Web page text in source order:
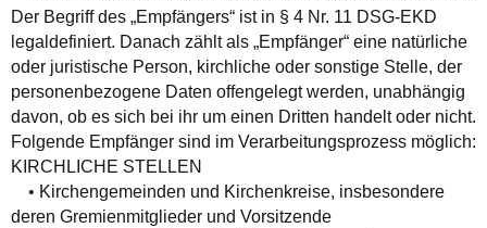
Der Begriff des „Empfängers“ ist in § 4 Nr. 11 DSG-EKD
legaldefiniert. Danach zählt als „Empfänger“ eine natürliche
oder juristische Person, kirchliche oder sonstige Stelle, der
personenbezogene Daten offengelegt werden, unabhängig
davon, ob es sich bei ihr um einen Dritten handelt oder nicht.
Folgende Empfänger sind im Verarbeitungsprozess möglich:
KIRCHLICHE STELLEN
• Kirchengemeinden und Kirchenkreise, insbesondere
deren Gremienmitglieder und Vorsitzende